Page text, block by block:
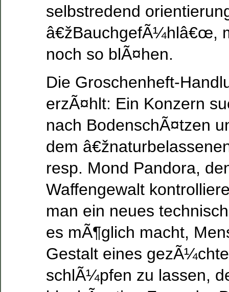
selbstredend
â€žBauchgefÃ¼hlâ€œ,
noch so blÃ¤hen.
Die Groschenheft-
erzÃ¤hlt: Ein Konzern
nach BodenschÃ¤tzen
dem
resp. Mond Pandora,
Waffengewalt
man ein neues
es mÃ¶glich macht,
Gestalt eines
schlÃ¼pfen zu lassen,